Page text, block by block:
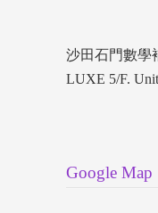
沙田石門數學
LUXE 5/F.
Google Map